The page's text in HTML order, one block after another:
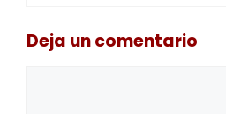
Deja un comentario